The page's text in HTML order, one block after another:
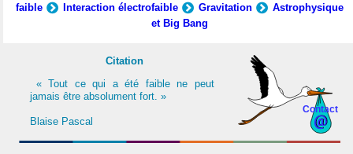
faible
Interaction électrofaible Gravitation
Astrophysique
et Big Bang
Contact
Citation
« Tout ce qui a été faible ne peut
jamais être absolument fort. »
Blaise Pascal